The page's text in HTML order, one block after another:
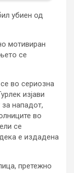
убиен од
мотивиран
се
во сериозна
изјави
нападот,
во
се
е издадена
претежно